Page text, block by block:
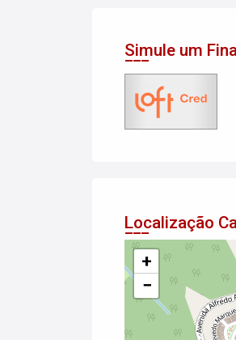
Simule um
Localização
+
−